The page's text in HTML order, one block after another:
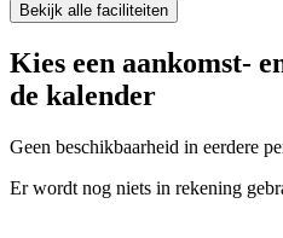
Bekijk alle faciliteiten
Kies een aankomst-
de kalender
Geen beschikbaarheid in eerdere
Er wordt nog niets in rekening